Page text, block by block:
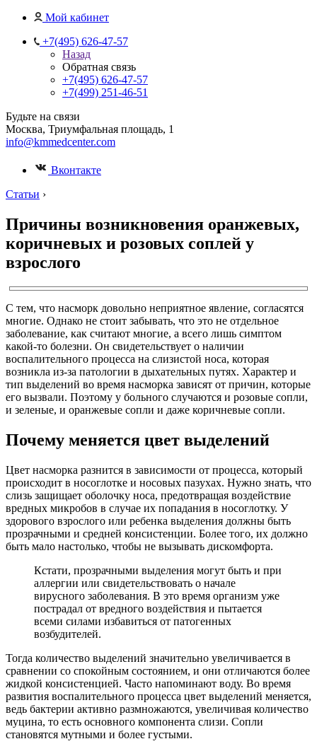
Мой кабинет
+7(495) 626-47-57
Назад
Обратная связь
+7(495) 626-47-57
+7(499) 251-46-51
Будьте на связи
Москва, Триумфальная площадь, 1
info@kmmedcenter.com
Вконтакте
Статьи ›
Причины возникновения оранжевых,
коричневых и розовых соплей у
взрослого
С тем, что насморк довольно неприятное явление, согласятся
многие. Однако не стоит забывать, что это не отдельное
заболевание, как считают многие, а всего лишь симптом
какой-то болезни. Он свидетельствует о наличии
воспалительного процесса на слизистой носа, которая
возникла из-за патологии в дыхательных путях. Характер и
тип выделений во время насморка зависят от причин, которые
его вызвали. Поэтому у больного случаются и розовые сопли,
и зеленые, и оранжевые сопли и даже коричневые сопли.
Почему меняется цвет выделений
Цвет насморка разнится в зависимости от процесса, который
происходит в носоглотке и носовых пазухах. Нужно знать, что
слизь защищает оболочку носа, предотвращая воздействие
вредных микробов в случае их попадания в носоглотку. У
здорового взрослого или ребенка выделения должны быть
прозрачными и средней консистенции. Более того, их должно
быть мало настолько, чтобы не вызывать дискомфорта.
Кстати, прозрачными выделения могут быть и при
аллергии или свидетельствовать о начале
вирусного заболевания. В это время организм уже
пострадал от вредного воздействия и пытается
всеми силами избавиться от патогенных
возбудителей.
Тогда количество выделений значительно увеличивается в
сравнении со спокойным состоянием, и они отличаются более
жидкой консистенцией. Часто напоминают воду. Во время
развития воспалительного процесса цвет выделений меняется,
ведь бактерии активно размножаются, увеличивая количество
муцина, то есть основного компонента слизи. Сопли
становятся мутными и более густыми.